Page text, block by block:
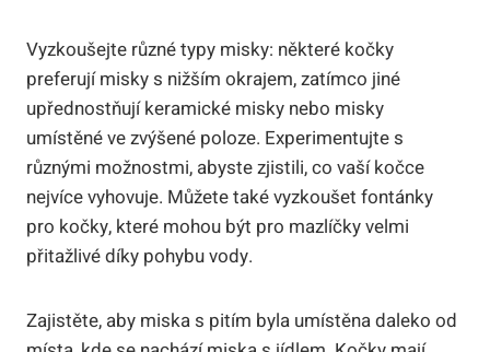
Vyzkoušejte různé typy misky: některé kočky
preferují misky s nižším okrajem, zatímco jiné
upřednostňují keramické misky nebo misky
umístěné ve zvýšené poloze. Experimentujte s
různými možnostmi, abyste zjistili, co vaší kočce
nejvíce vyhovuje. Můžete také vyzkoušet fontánky
pro kočky, které mohou být pro mazlíčky velmi
přitažlivé díky pohybu vody.
Zajistěte, aby miska s pitím byla umístěna daleko od